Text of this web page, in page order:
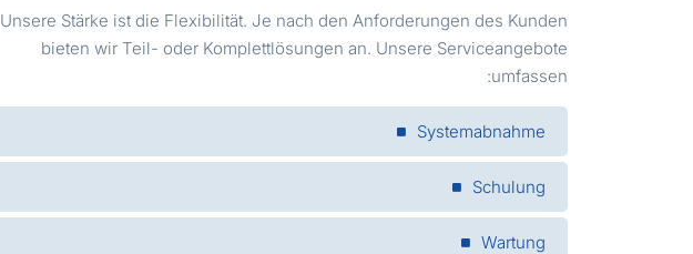
Unsere Stärke ist die Flexibilität. Je nach den Anforderungen des Kunden
bieten wir Teil- oder Komplettlösungen an. Unsere Serviceangebote
umfassen:
Systemabnahme
Schulung
Wartung